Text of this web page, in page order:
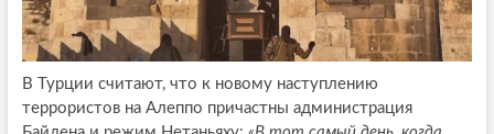
В Турции считают, что к новому наступлению
террористов на Алеппо причастны администрация